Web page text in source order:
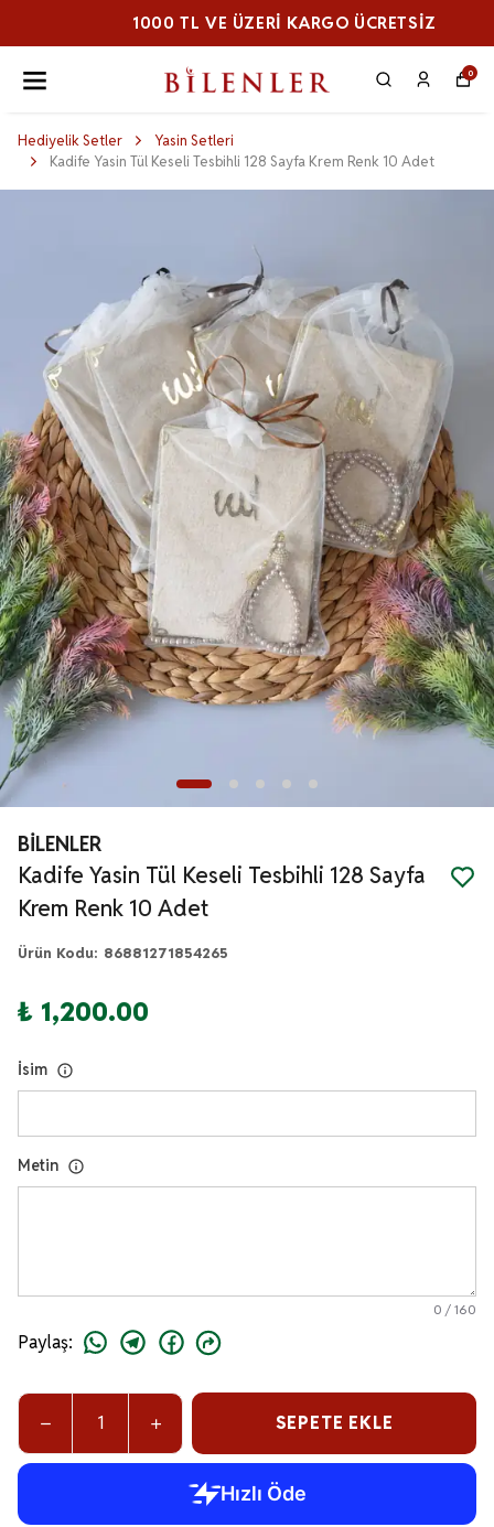
1000 TL VE ÜZERI KARGO ÜCRETSİZ
0
Hediyelik Setler
Yasin Setleri
Kadife Yasin Tül Keseli Tesbihli 128 Sayfa Krem Renk 10 Adet
BİLENLER
Kadife Yasin Tül Keseli Tesbihli 128 Sayfa
Krem Renk 10 Adet
Ürün Kodu: 86881271854265
₺ 1,200.00
İsim
Metin
0 / 160
Paylaş:
SEPETE EKLE